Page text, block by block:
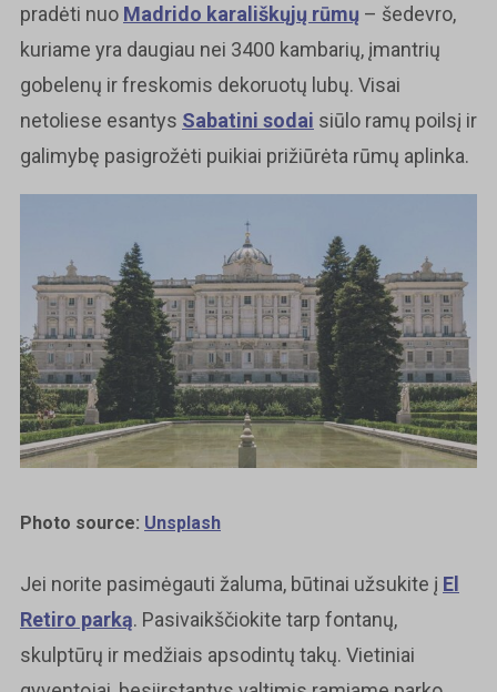
pradėti nuo Madrido karališkųjų rūmų – šedevro,
kuriame yra daugiau nei 3400 kambarių, įmantrių
gobelenų ir freskomis dekoruotų lubų. Visai
netoliese esantys Sabatini sodai siūlo ramų poilsį ir
galimybę pasigrožėti puikiai prižiūrėta rūmų aplinka.
Photo source: Unsplash
Jei norite pasimėgauti žaluma, būtinai užsukite į El
Retiro parką. Pasivaikščiokite tarp fontanų,
skulptūrų ir medžiais apsodintų takų. Vietiniai